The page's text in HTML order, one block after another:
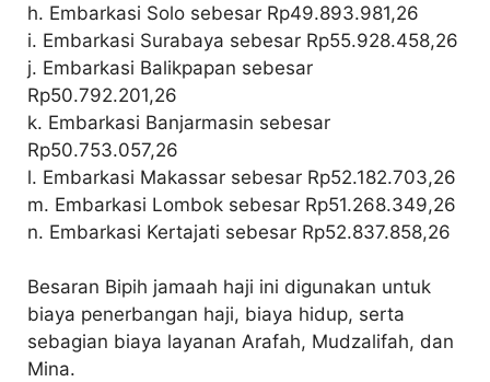
h. Embarkasi Solo sebesar Rp49.893.981,26
i. Embarkasi Surabaya sebesar Rp55.928.458,26
j. Embarkasi Balikpapan sebesar
Rp50.792.201,26
k. Embarkasi Banjarmasin sebesar
Rp50.753.057,26
l. Embarkasi Makassar sebesar Rp52.182.703,26
m. Embarkasi Lombok sebesar Rp51.268.349,26
n. Embarkasi Kertajati sebesar Rp52.837.858,26
Besaran Bipih jamaah haji ini digunakan untuk
biaya penerbangan haji, biaya hidup, serta
sebagian biaya layanan Arafah, Mudzalifah, dan
Mina.